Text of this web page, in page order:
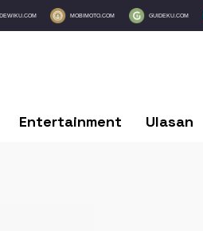
DEWIKU.COM MOBIMOTO.COM GUIDEKU.COM
Entertainment Ulasan